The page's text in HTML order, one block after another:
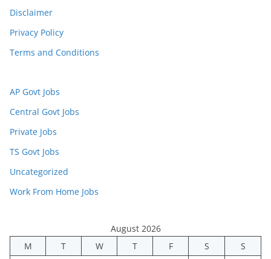
Disclaimer
Privacy Policy
Terms and Conditions
AP Govt Jobs
Central Govt Jobs
Private Jobs
TS Govt Jobs
Uncategorized
Work From Home Jobs
August 2026
M
T W T F S
S